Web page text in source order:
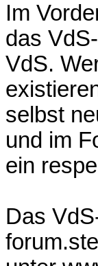
Im
das
VdS.
selbst
und im
ein
Das